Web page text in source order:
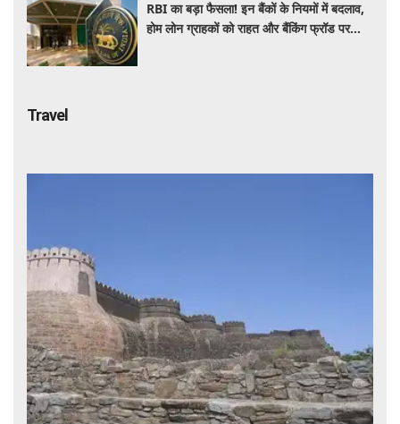
RBI का बड़ा फैसला! इन बैंकों के नियमों में बदलाव,
होम लोन ग्राहकों को राहत और बैंकिंग फ्रॉड पर
Travel